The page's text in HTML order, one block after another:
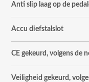
Anti slip laag op de
Accu diefstalslot
CE gekeurd, volgens de
Veiligheid gekeurd,